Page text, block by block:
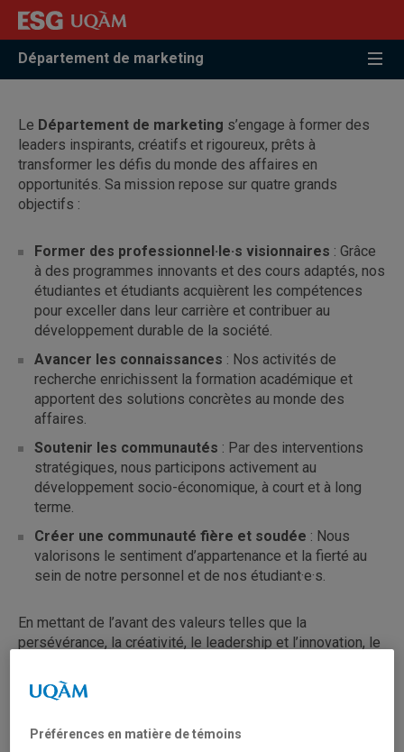
Accéder
recherche
Accéder
menu
pricipal
Accéder
zone
Département de marketing
Le Département de marketing s’engage à former des
leaders inspirants, créatifs et rigoureux, prêts à
transformer les défis du monde des affaires en
opportunités. Sa mission repose sur quatre grands
objectifs :
Former des professionnel·le·s visionnaires : Grâce
à des programmes innovants et des cours adaptés, nos
étudiantes et étudiants acquièrent les compétences
pour exceller dans leur carrière et contribuer au
développement durable de la société.
Avancer les connaissances : Nos activités de
recherche enrichissent la formation académique et
apportent des solutions concrètes au monde des
affaires.
Soutenir les communautés : Par des interventions
stratégiques, nous participons activement au
développement socio-économique, à court et à long
terme.
Créer une communauté fière et soudée : Nous
valorisons le sentiment d’appartenance et la fierté au
sein de notre personnel et de nos étudiant·e·s.
En mettant de l’avant des valeurs telles que la
persévérance, la créativité, le leadership et l’innovation, le
génération de professionnel·le·s capables de faire une
différence.
Préférences en matière de témoins